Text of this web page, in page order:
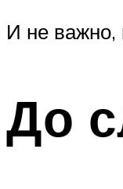
И не важно,
До